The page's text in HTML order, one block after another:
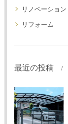
リノベーション
リフォーム
最近の投稿